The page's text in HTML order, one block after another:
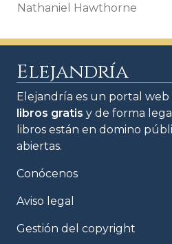
Nathaniel Hawthorne
Elejandría
Elejandría es un portal web
libros gratis y de forma
libros están en domino
abiertas.
Conócenos
Aviso legal
Gestión del copyright